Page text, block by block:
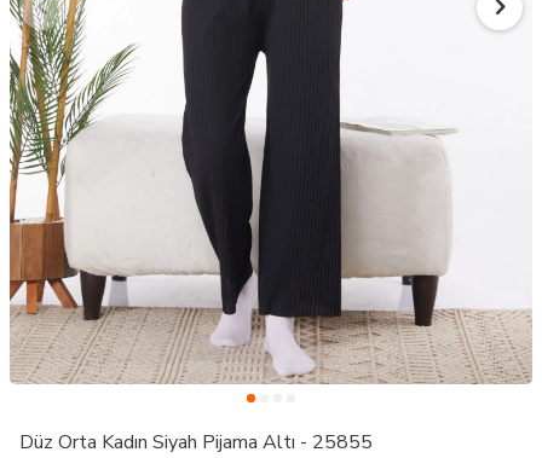
Düz Orta Kadın Siyah Pijama Altı - 25855